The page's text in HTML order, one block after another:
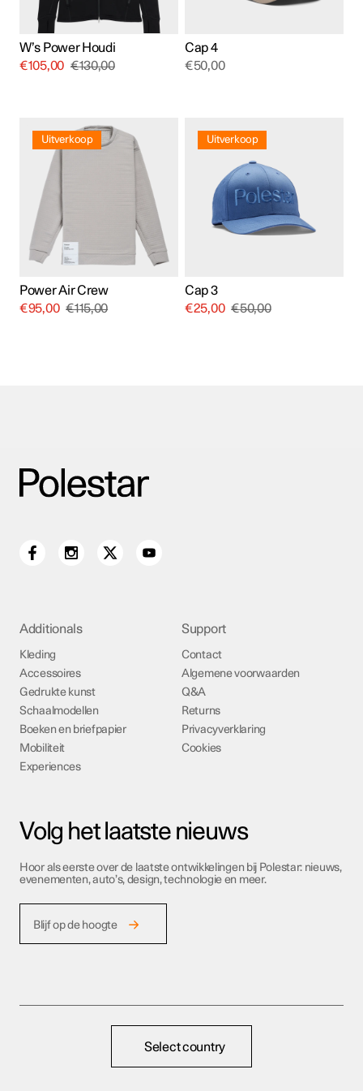
W’s Power Houdi
€105,00 €130,00
productpagina
Cap 4
€50,00
Uitverkoop
Power Air Crew
€95,00 €115,00
product
heeft
meerdere
variaties.
Deze
optie
kan
gekozen
worden
Uitverkoop
Cap 3
€25,00 €50,00
product
heeft
variaties.
gekozen
Additionals
Kleding
Accessoires
Gedrukte kunst
Schaalmodellen
Boeken en briefpapier
Mobiliteit
Experiences
Support
Contact
Algemene voorwaarden
Q&A
Returns
Privacyverklaring
Cookies
Volg het laatste nieuws
Hoor als eerste over de laatste ontwikkelingen bij Polestar: nieuws,
evenementen, auto’s, design, technologie en meer.
Blijf op de hoogte
Select country